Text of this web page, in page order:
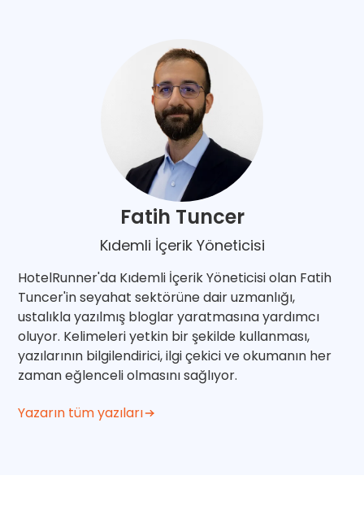
Fatih Tuncer
Kıdemli İçerik Yöneticisi
HotelRunner'da Kıdemli İçerik Yöneticisi olan Fatih
Tuncer'in seyahat sektörüne dair uzmanlığı,
ustalıkla yazılmış bloglar yaratmasına yardımcı
oluyor. Kelimeleri yetkin bir şekilde kullanması,
yazılarının bilgilendirici, ilgi çekici ve okumanın her
zaman eğlenceli olmasını sağlıyor.
Yazarın tüm yazıları